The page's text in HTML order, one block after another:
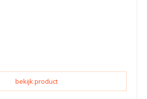
bekijk product